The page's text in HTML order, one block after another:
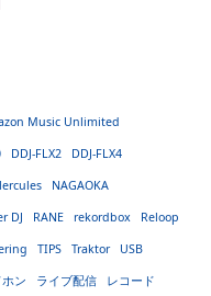
Music Unlimited
DDJ-FLX2 DDJ-FLX4
NAGAOKA
DJ RANE rekordbox Reloop
TIPS Traktor USB
ン ライブ配信 レコード